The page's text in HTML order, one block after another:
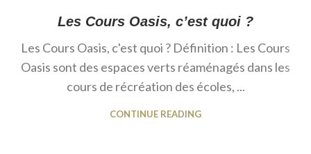
Les Cours Oasis, c’est quoi ?
Les Cours Oasis, c'est quoi ? Définition : Les Cours
Oasis sont des espaces verts réaménagés dans les
cours de récréation des écoles, ...
CONTINUE READING